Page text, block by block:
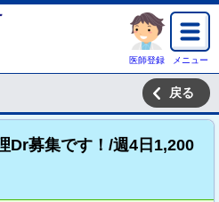
医師登録 メニュー
戻る
Dr募集です！/週4日1,200